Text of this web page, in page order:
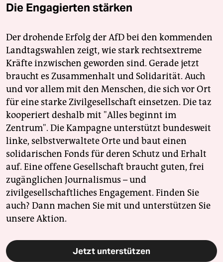
Die Engagierten stärken
Der drohende Erfolg der AfD bei den kommenden
Landtagswahlen zeigt, wie stark rechtsextreme
Kräfte inzwischen geworden sind. Gerade jetzt
braucht es Zusammenhalt und Solidarität. Auch
und vor allem mit den Menschen, die sich vor Ort
für eine starke Zivilgesellschaft einsetzen. Die taz
kooperiert deshalb mit "Alles beginnt im
Zentrum". Die Kampagne unterstützt bundesweit
linke, selbstverwaltete Orte und baut einen
solidarischen Fonds für deren Schutz und Erhalt
auf. Eine offene Gesellschaft braucht guten, frei
zugänglichen Journalismus – und
zivilgesellschaftliches Engagement. Finden Sie
auch? Dann machen Sie mit und unterstützen Sie
unsere Aktion.
Jetzt unterstützen